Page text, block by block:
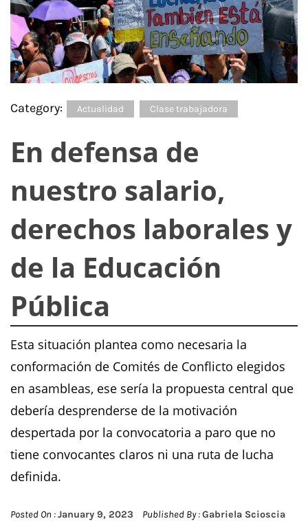
Category: Actualidad Clase trabajadora
En defensa de
nuestro salario,
derechos laborales y
de la Educación
Pública
Esta situación plantea como necesaria la
conformación de Comités de Conflicto elegidos
en asambleas, ese sería la propuesta central que
debería desprenderse de la motivación
despertada por la convocatoria a paro que no
tiene convocantes claros ni una ruta de lucha
definida.
Posted On :January 9, 2023 Published By :Gabriela Scioscia